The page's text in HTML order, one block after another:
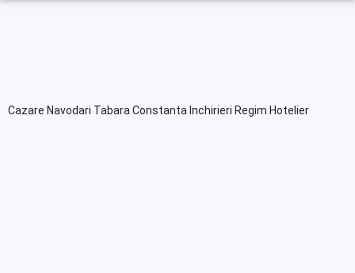
Cazare Navodari Tabara Constanta Inchirieri Regim Hotelier